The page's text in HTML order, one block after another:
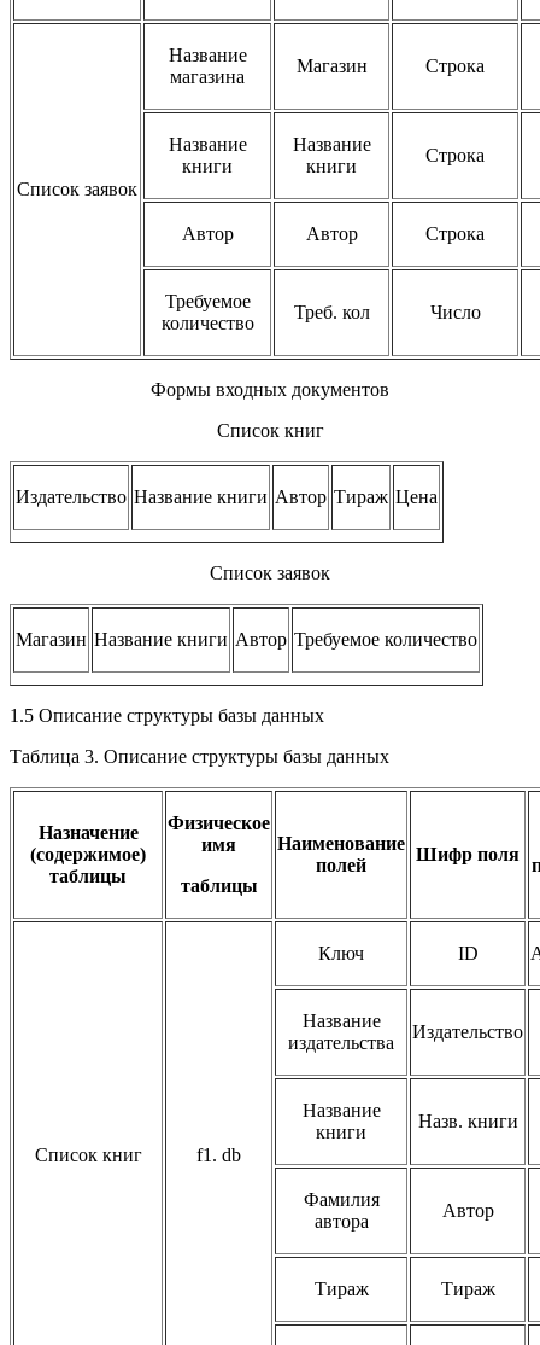
Список заявок
Название
магазина
Магазин Строка
Название
книги
Название
книги
Строка
Автор Автор Строка
Требуемое
количество
Треб. кол Число
Формы входных документов
Список книг
Издательство Название книги Автор Тираж Цена
Список заявок
Магазин Название книги Автор Требуемое количество
1.5 Описание структуры базы данных
Таблица 3. Описание структуры базы данных
Назначение
(содержимое)
таблицы
Физическое
имя
таблицы
Наименование
полей
Шифр поля
Список книг f1. db
Ключ ID
Название
издательства
Издательство
Название
книги
Назв. книги
Фамилия
автора
Автор
Тираж Тираж